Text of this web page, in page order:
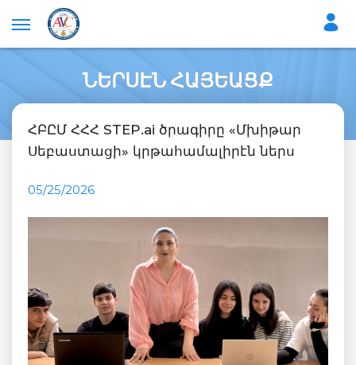
ՆԵՐՍԷՆ ՀԱՅԵԱՑՔ
ՀԲԸՄ ՀՀՀ STEP.ai ծրագիրը «Մխիթար
Սեբաստացի» կրթահամալիրէն ներս
05/25/2026